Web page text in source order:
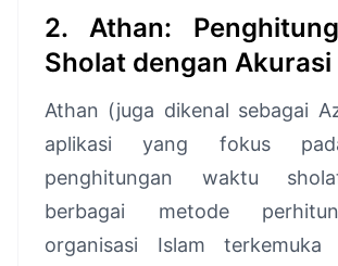
2. Athan:
Sholat dengan
Athan (juga dikenal sebagai
aplikasi yang fokus
penghitungan waktu
berbagai metode
organisasi Islam